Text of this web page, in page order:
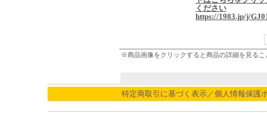
ください
https://1983.jp/j/
※商品画像をクリックすると商品の詳細を見るこ
特定商取引に基づく表示／個人情報保護